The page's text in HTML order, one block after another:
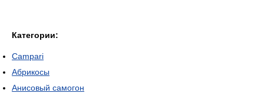
Категории:
Campari
Абрикосы
Анисовый самогон